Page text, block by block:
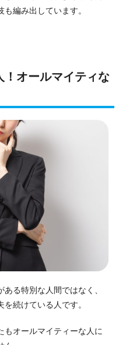
編み出しています。
！オールマイティな
る特別な人間ではなく、
続けている人です。
もオールマイティーな人に